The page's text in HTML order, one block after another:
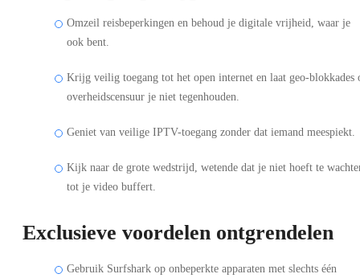
Omzeil reisbeperkingen en behoud je digitale vrijheid, waar je
ook bent.
Krijg veilig toegang tot het open internet en laat geo-blokkades
overheidscensuur je niet tegenhouden.
Geniet van veilige IPTV-toegang zonder dat iemand meespiekt.
Kijk naar de grote wedstrijd, wetende dat je niet hoeft te
tot je video buffert.
Exclusieve voordelen ontgrendelen
Gebruik Surfshark op onbeperkte apparaten met slechts één